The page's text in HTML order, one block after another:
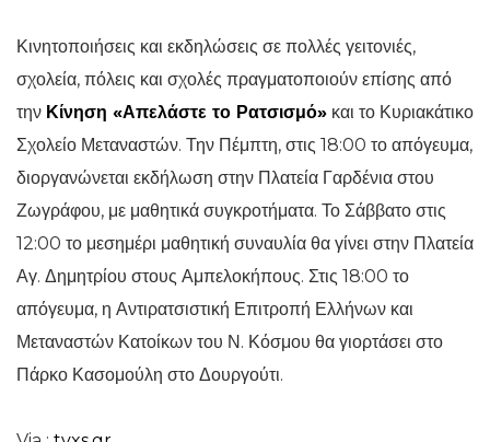
Κινητοποιήσεις και εκδηλώσεις σε πολλές γειτονιές,
σχολεία, πόλεις και σχολές πραγματοποιούν επίσης από
την Κίνηση «Απελάστε το Ρατσισμό» και το Κυριακάτικο
Σχολείο Μεταναστών. Την Πέμπτη, στις 18:00 το απόγευμα,
διοργανώνεται εκδήλωση στην Πλατεία Γαρδένια στου
Ζωγράφου, με μαθητικά συγκροτήματα. Το Σάββατο στις
12:00 το μεσημέρι μαθητική συναυλία θα γίνει στην Πλατεία
Αγ. Δημητρίου στους Αμπελοκήπους. Στις 18:00 το
απόγευμα, η Αντιρατσιστική Επιτροπή Ελλήνων και
Μεταναστών Κατοίκων του Ν. Κόσμου θα γιορτάσει στο
Πάρκο Κασομούλη στο Δουργούτι.